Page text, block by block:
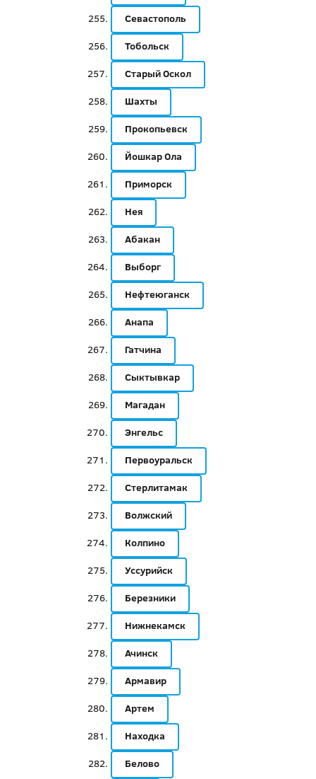
Севастополь
Тобольск
Старый Оскол
Шахты
Прокопьевск
Йошкар Ола
Приморск
Нея
Абакан
Выборг
Нефтеюганск
Анапа
Гатчина
Сыктывкар
Магадан
Энгельс
Первоуральск
Стерлитамак
Волжский
Колпино
Уссурийск
Березники
Нижнекамск
Ачинск
Армавир
Артем
Находка
Белово